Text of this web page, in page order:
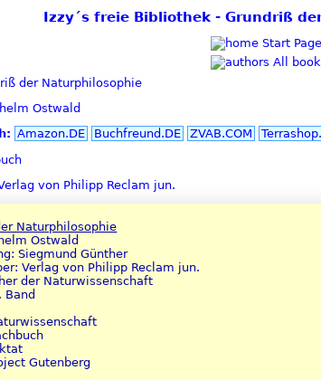
Izzy´s freie Bibliothek - Grundriß
Start Page
All
der Naturphilosophie
Ostwald
Amazon.DE Buchfreund.DE ZVAB.COM
von Philipp Reclam jun.
Naturphilosophie
Ostwald
Siegmund Günther
Verlag von Philipp Reclam jun.
der Naturwissenschaft
Band
Gutenberg